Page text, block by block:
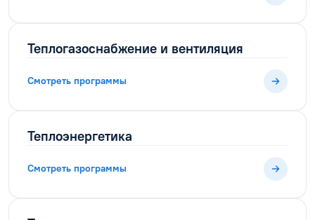
Теплогазоснабжение и вентиляция
Смотреть программы
Теплоэнергетика
Смотреть программы